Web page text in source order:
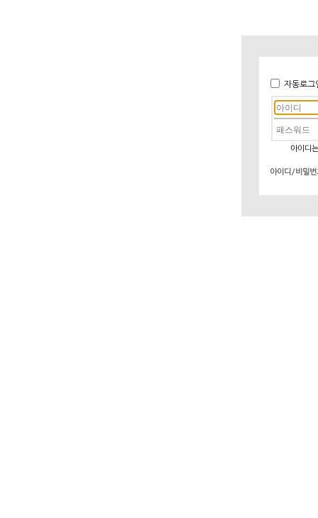
자동로그
아이디
아이디/비밀번